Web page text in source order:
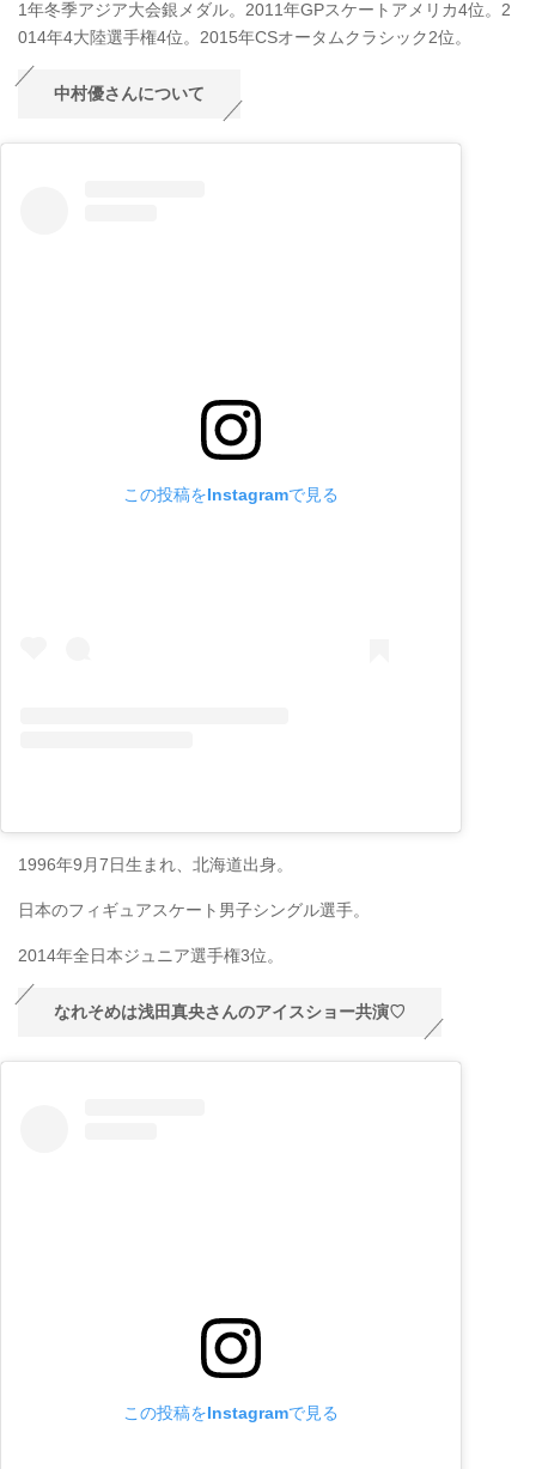
1年冬季アジア大会銀メダル。2011年GPスケートアメリカ4位。2
014年4大陸選手権4位。2015年CSオータムクラシック2位。
中村優さんについて
この投稿をInstagramで見る
1996年9月7日生まれ、北海道出身。
日本のフィギュアスケート男子シングル選手。
2014年全日本ジュニア選手権3位。
なれそめは浅田真央さんのアイスショー共演♡
この投稿をInstagramで見る